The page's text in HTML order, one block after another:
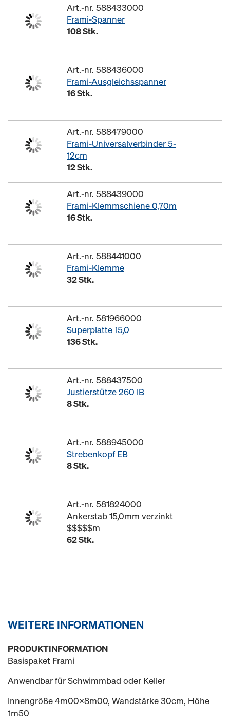
Art.-nr. 588433000
Frami-Spanner
108 Stk.
Art.-nr. 588436000
Frami-Ausgleichsspanner
16 Stk.
Art.-nr. 588479000
Frami-Universalverbinder 5-
12cm
12 Stk.
Art.-nr. 588439000
Frami-Klemmschiene 0,70m
16 Stk.
Art.-nr. 588441000
Frami-Klemme
32 Stk.
Art.-nr. 581966000
Superplatte 15,0
136 Stk.
Art.-nr. 588437500
Justierstütze 260 IB
8 Stk.
Art.-nr. 588945000
Strebenkopf EB
8 Stk.
Art.-nr. 581824000
Ankerstab 15,0mm verzinkt
$$$$$m
62 Stk.
WEITERE INFORMATIONEN
PRODUKTINFORMATION
Basispaket Frami
Anwendbar für Schwimmbad oder Keller
Innengröße 4m00x8m00, Wandstärke 30cm, Höhe
1m50